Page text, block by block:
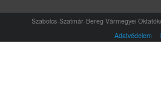
Szabolcs-Szatmár-Bereg Vármegyei
Adatvédelem